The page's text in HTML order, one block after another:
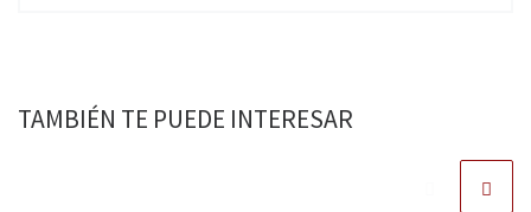
TAMBIÉN TE PUEDE INTERESAR